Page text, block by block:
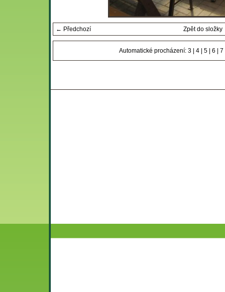
← Předchozí Zpět do složky
Automatické procházení: 3| 4| 5| 6 7